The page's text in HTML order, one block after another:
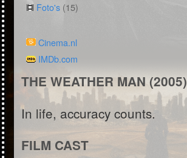
Foto's (15)
Cinema.nl
IMDb.com
THE WEATHER MAN (2005)
In life, accuracy counts.
FILM CAST